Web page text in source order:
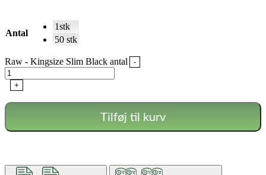
Antal
1stk
50 stk
Raw - Kingsize Slim Black antal -
+
Tilføj til kurv